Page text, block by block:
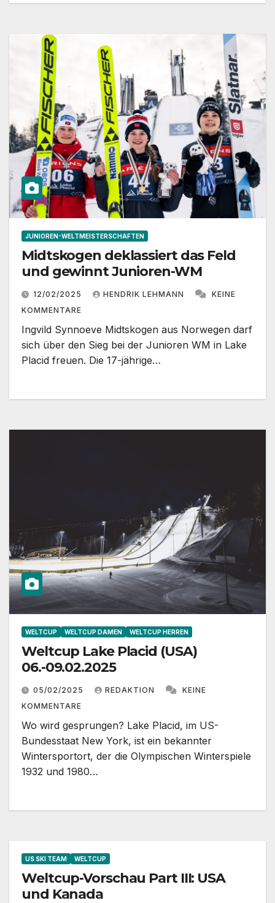
JUNIOREN-WELTMEISTERSCHAFTEN
Midtskogen deklassiert das Feld
und gewinnt Junioren-WM
12/02/2025 HENDRIK LEHMANN
KEINE
KOMMENTARE
Ingvild Synnoeve Midtskogen aus Norwegen darf
sich über den Sieg bei der Junioren WM in Lake
Placid freuen. Die 17-jährige…
WELTCUP WELTCUP DAMEN WELTCUP HERREN
Weltcup Lake Placid (USA)
06.-09.02.2025
05/02/2025 REDAKTION
KEINE
KOMMENTARE
Wo wird gesprungen? Lake Placid, im US-
Bundesstaat New York, ist ein bekannter
Wintersportort, der die Olympischen Winterspiele
1932 und 1980…
US SKI TEAM WELTCUP
Weltcup-Vorschau Part III: USA
und Kanada